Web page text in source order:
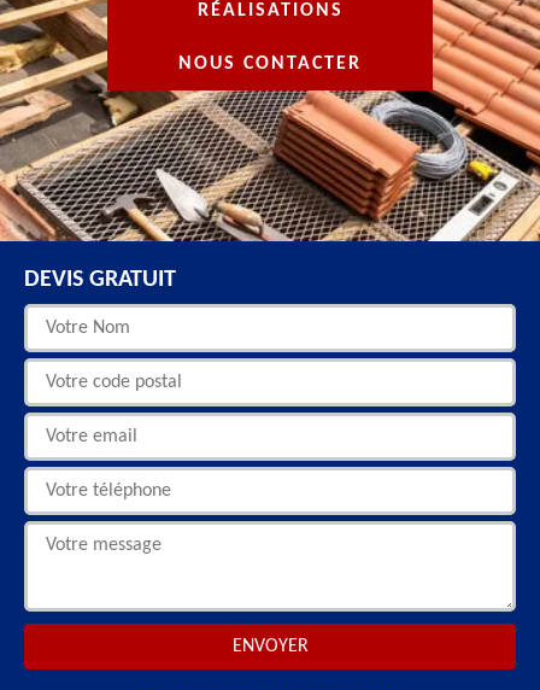
RÉALISATIONS
NOUS CONTACTER
DEVIS GRATUIT